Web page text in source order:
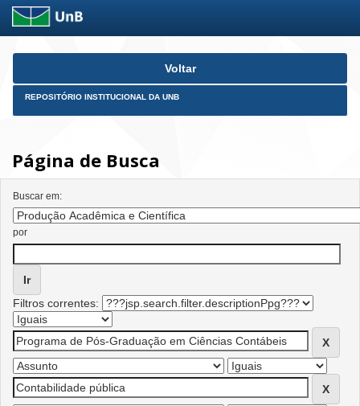
Skip
Voltar
REPOSITÓRIO INSTITUCIONAL DA UNB
Página de Busca
Buscar em:
por
Filtros correntes: